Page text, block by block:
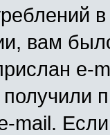
вам
e-
mail.